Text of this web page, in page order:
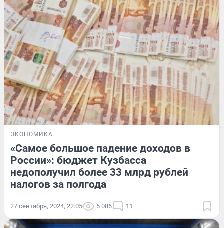
ЭКОНОМИКА
«Самое большое падение доходов в
России»: бюджет Кузбасса
недополучил более 33 млрд рублей
налогов за полгода
27 сентября, 2024, 22:05 5 086 11